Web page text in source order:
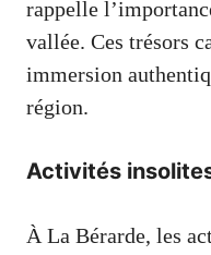
rappelle
vallée. Ces trésors
immersion
région.
Activités
À La Bérarde, les